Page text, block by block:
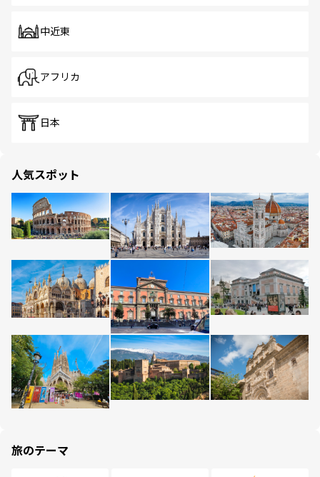
中近東
アフリカ
日本
人気スポット
旅のテーマ